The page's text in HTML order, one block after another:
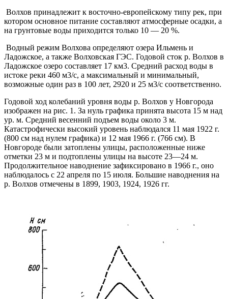
Волхов принадлежит к восточно-европейскому типу рек, при
котором основное питание составляют атмосферные осадки, а
на грунтовые воды приходится только 10 — 20 %.
Водный режим Волхова определяют озера Ильмень и
Ладожское, а также Волховская ГЭС. Годовой сток р. Волхов в
Ладожское озеро составляет 17 км3. Средний расход воды в
истоке реки 460 м3/с, а максимальный и минимальный,
возможные один раз в 100 лет, 2920 и 25 м3/с соответственно.
Годовой ход колебаний уровня воды р. Волхов у Новгорода
изображен на рис. 1. За нуль графика принята высота 15 м над
ур. м. Средний весенний подъем воды около 3 м.
Катастрофически высокий уровень наблюдался 11 мая 1922 г.
(800 см над нулем графика) и 12 мая 1966 г. (766 см). В
Новгороде были затоплены улицы, расположенные ниже
отметки 23 м и подтоплены улицы на высоте 23—24 м.
Продолжительное наводнение зафиксировано в 1966 г., оно
наблюдалось с 22 апреля по 15 июля. Большие наводнения на
р. Волхов отмечены в 1899, 1903, 1924, 1926 гг.